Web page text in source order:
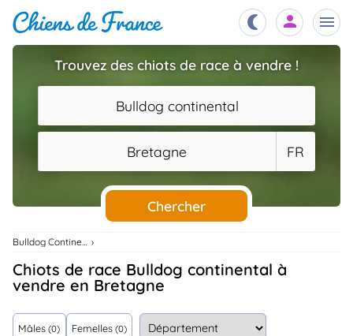
Chiots
Éleveurs
Étalons
Chiens
Services
..
Trouvez des chiots de race à vendre !
Bulldog continental
Bretagne FR
Chercher
Bulldog Continental
Chiots de race Bulldog continental à
vendre en Bretagne
Mâles (0) Femelles (0)